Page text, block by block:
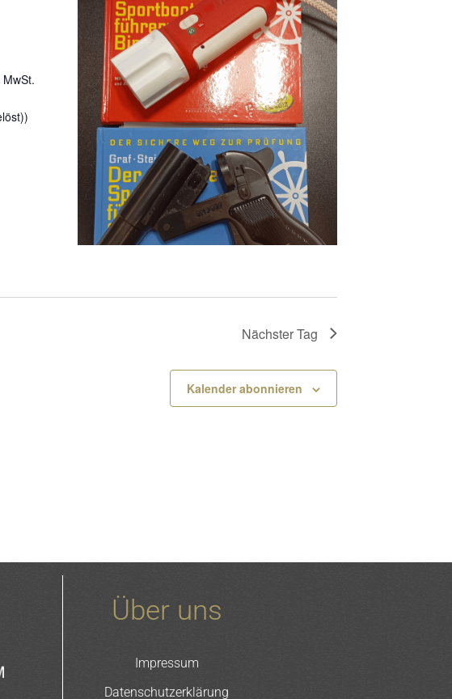
Nächster Tag
Kalender abonnieren
Über uns
Impressum
Datenschutzerklärung